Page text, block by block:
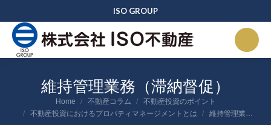
ISO GROUP
維持管理業務（滞納督促）
You are here:Home 不動産コラム
不動産投資のポイント
不動産投資におけるプロパティマネージメントとは
維持管理業…